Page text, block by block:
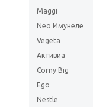
Maggi
Neo Имунеле
Vegeta
Активиа
Corny Big
Ego
Nestle